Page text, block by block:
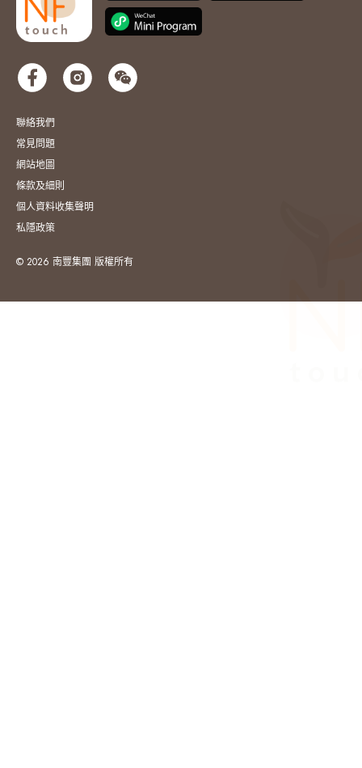
聯絡我們
常見問題
網站地圖
條款及細則
個人資料收集聲明
私隱政策
© 2026 南豐集團 版權所有